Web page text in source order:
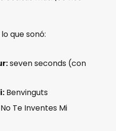
que sonó:
seven seconds (con
Benvinguts
No Te Inventes Mi